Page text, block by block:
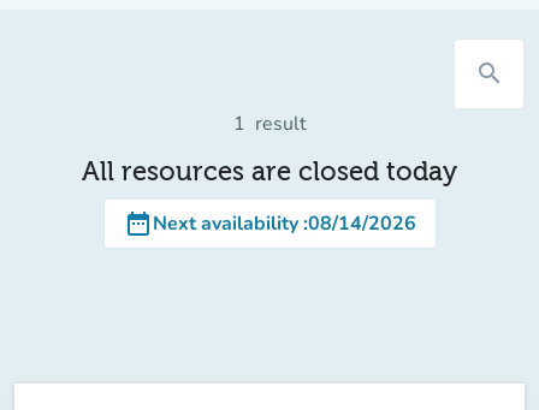
search
1 result
All resources are closed today
date_rangeNext availability:08/14/2026